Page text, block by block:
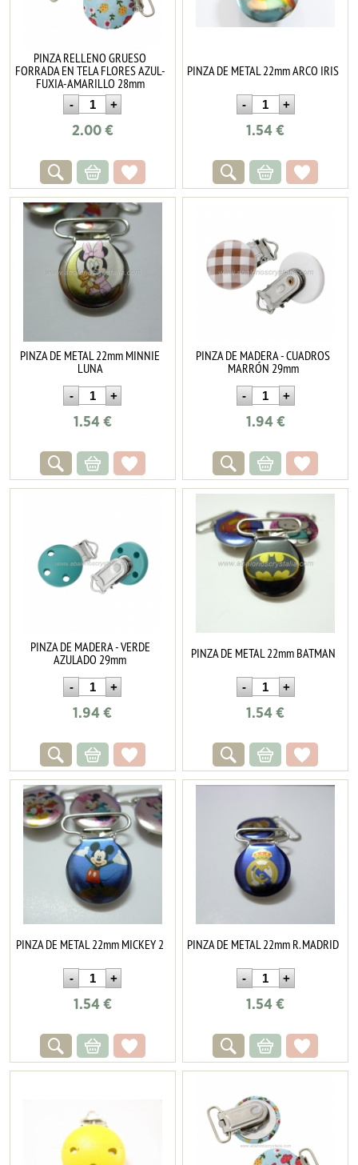
PINZA RELLENO GRUESO
FORRADA EN TELA FLORES AZUL-
FUXIA-AMARILLO 28mm
2.00€
PINZA DE METAL 22mm ARCO IRIS
1.54 €
PINZA DE METAL 22mm MINNIE
LUNA
1.54€
PINZA DE MADERA - CUADROS
MARRÓN 29mm
1.94€
PINZA DE MADERA - VERDE
AZULADO 29mm
1.94 €
PINZA DE METAL 22mm BATMAN
1.54 €
PINZA DE METAL 22mm MICKEY 2
1.54€
PINZA DE METAL 22mm R. MADRID
1.54 €